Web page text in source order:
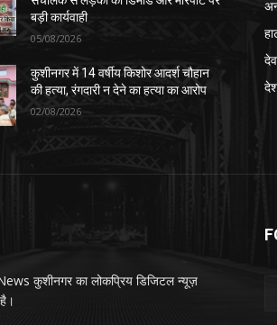
बड़ी कार्यवाही
05/08/2026
कुशीनगर में 14 वर्षीय किशोर आदर्श चौहान
की हत्या, रंगदारी न देने का हत्या का आरोप
02/08/2026
कुशीनगर का लोकप्रिय डिजिटल न्यूज़